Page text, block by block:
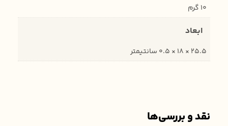
10 گرم
ابعاد
25.5 × 18 × 0.5 سانتیمتر
نقد و بررسی‌ها